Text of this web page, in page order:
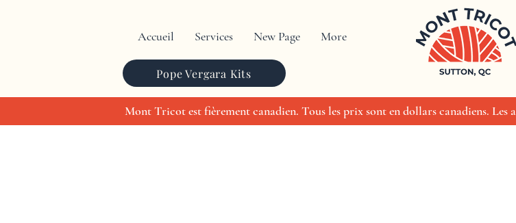
Accueil Services New Page More
Pope Vergara Kits
Mont Tricot est fièrement canadien. Tous les prix sont en dollars canadiens. Les